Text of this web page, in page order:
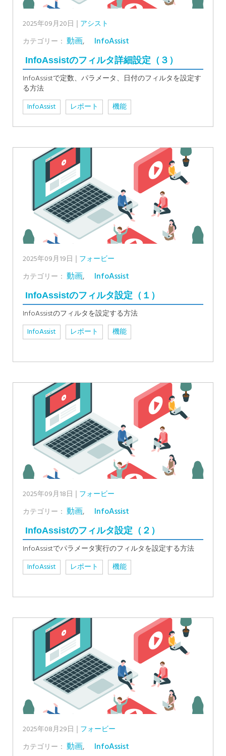
2025年09月20日
アシスト
カテゴリー： 動画, InfoAssist
InfoAssistのフィルタ詳細設定（３）
InfoAssistで定数、パラメータ、日付のフィルタを設定す
る方法
InfoAssist
レポート 機能
2025年09月19日
フォービー
カテゴリー： 動画, InfoAssist
InfoAssistのフィルタ設定（１）
InfoAssistのフィルタを設定する方法
InfoAssist
レポート 機能
2025年09月18日
フォービー
カテゴリー： 動画, InfoAssist
InfoAssistのフィルタ設定（２）
InfoAssistでパラメータ実行のフィルタを設定する方法
InfoAssist
レポート 機能
2025年08月29日
フォービー
カテゴリー： 動画, InfoAssist